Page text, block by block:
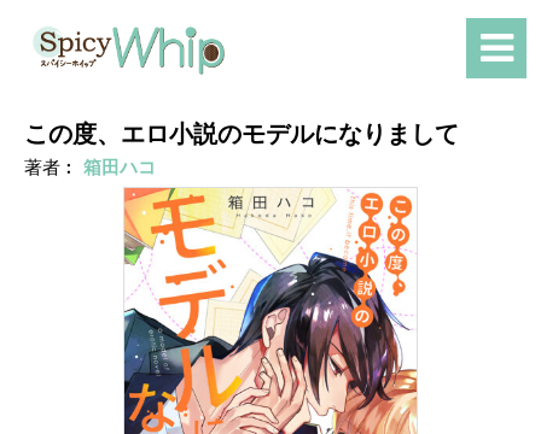
この度、エロ小説のモデルになりまして
著者︰ 箱田ハコ